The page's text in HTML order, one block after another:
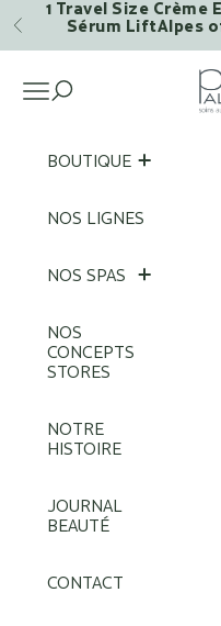
Passer au contenu
Précédent
1 Travel Size Crème
Sérum LiftAlpes
Ouvrir la navigation
BOUTIQUE
NOS LIGNES
NOS SPAS
NOS
CONCEPTS
STORES
NOTRE
HISTOIRE
JOURNAL
BEAUTÉ
CONTACT